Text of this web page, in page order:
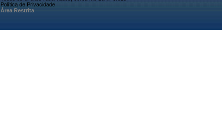
Política de Privacidade
Área Restrita